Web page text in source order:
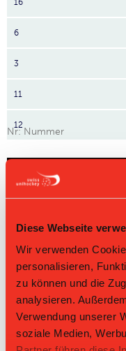
Diese Webseite
Wir verwenden
personalisieren,
zu können und die
analysieren.
Verwendung unserer
soziale Medien,
16
6
3
11
12
Nr: Nummer
Tabelle Junioren
08.08.2026
Rg. Sp
EFS United
3 Sarganserland 14